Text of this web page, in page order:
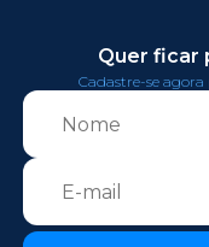
Quer ficar
Cadastre-se